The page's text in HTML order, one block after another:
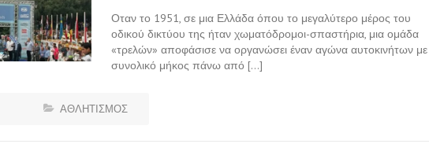
Οταν το 1951, σε μια Ελλάδα όπου το μεγαλύτερο μέρος του
οδικού δικτύου της ήταν χωματόδρομοι-σπαστήρια, μια ομάδα
«τρελών» αποφάσισε να οργανώσει έναν αγώνα αυτοκινήτων με
συνολικό μήκος πάνω από […]
ΑΘΛΗΤΙΣΜΟΣ